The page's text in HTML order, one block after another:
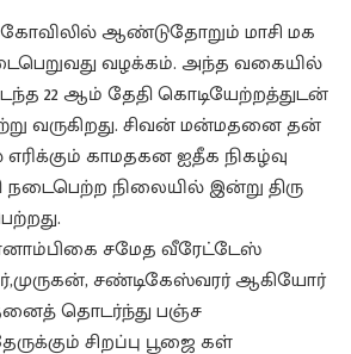
ஆண்டுதோறும் மாசி மக
வழக்கம். அந்த வகையில்
22 ஆம் தேதி கொடியேற்றத்துடன்
வருகிறது. சிவன் மன்மதனை தன்
காமதகன ஐதீக நிகழ்வு
நிலையில் இன்று திரு
சமேத வீரேட்டேஸ்
சண்டிகேஸ்வரர் ஆகியோர்
தொடர்ந்து பஞ்ச
சிறப்பு பூஜை கள்